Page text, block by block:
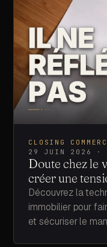
CLOSING
29 JUIN 2026
·
Doute chez le
créer une
Découvrez la
immobilier pour
et sécuriser le